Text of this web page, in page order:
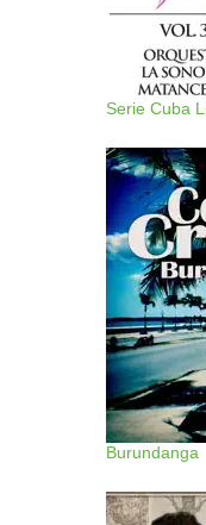
Burundanga